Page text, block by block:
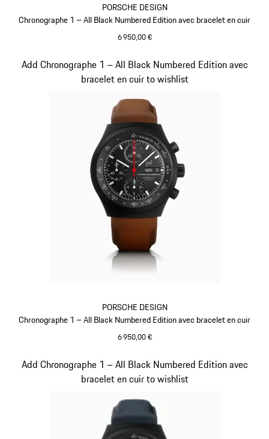
PORSCHE DESIGN
Chronographe 1 – All Black Numbered Edition avec bracelet en cuir
6 950,00 €
PORSCHE DESIGN
Chronographe 1 – All Black Numbered Edition avec bracelet en cuir
6 950,00 €
Add Chronographe 1 – All Black Numbered Edition avec
bracelet en cuir to wishlist
Diapositive 3 sur 5
Add Chronographe 1 – All Black Numbered Edition avec
bracelet en cuir to wishlist
Diapositive 4 sur 5